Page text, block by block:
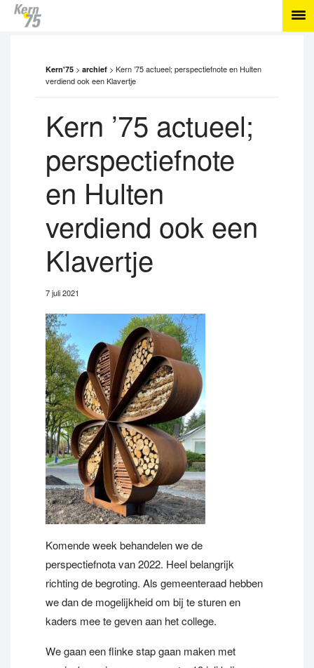
Kern'75 > archief > Kern ’75 actueel; perspectiefnote en Hulten
verdiend ook een Klavertje
Kern ’75 actueel;
perspectiefnote
en Hulten
verdiend ook een
Klavertje
7 juli 2021
Komende week behandelen we de
perspectiefnota van 2022. Heel belangrijk
richting de begroting. Als gemeenteraad hebben
we dan de mogelijkheid om bij te sturen en
kaders mee te geven aan het college.
We gaan een flinke stap gaan maken met